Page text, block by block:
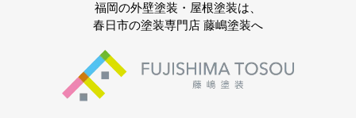
福岡の外壁塗装・屋根塗装は、
春日市の塗装専門店 藤嶋塗装へ